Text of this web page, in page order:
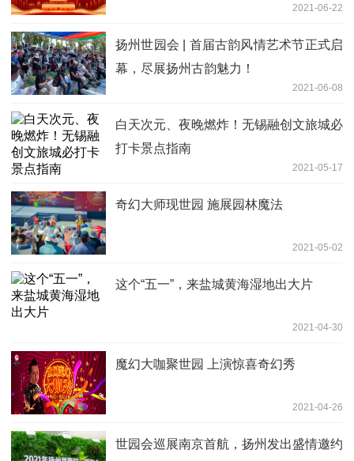
2021-06-22
扬州世园会 | 首届古韵风情艺术节正式启
幕，尽展扬州古韵魅力！
2021-06-08
白天次元、夜晚燃炸！无锡融创文旅城必
打卡景点指南
2021-05-17
奇幻大师现世园 施展园林魔法
2021-05-02
这个“五一”，来盐城黄海湿地出大片
2021-04-30
魔幻大咖聚世园 上演惊喜奇幻秀
2021-04-26
世园会巡展南京首航，扬州发出盛情邀约